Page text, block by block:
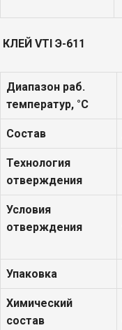
КЛЕЙ VTI Э-611
Диапазон раб.
температур, °С
Состав
Технология
отверждения
Условия
отверждения
Упаковка
Химический
состав